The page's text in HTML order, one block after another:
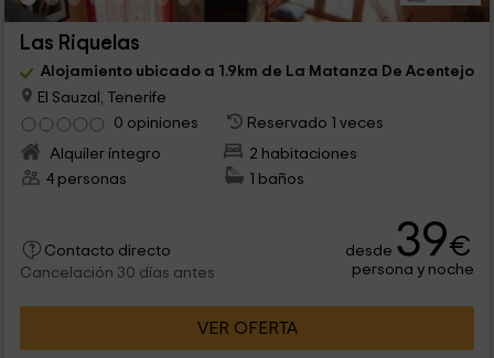
Las Riquelas
Alojamiento ubicado a 1.9km de La Matanza De Acentejo
El Sauzal, Tenerife
0 opiniones
Reservado 1 veces
Alquiler íntegro
2 habitaciones
4 personas
1 baños
Contacto directo
Cancelación 30 días antes
desde 39€
persona y noche
VER OFERTA